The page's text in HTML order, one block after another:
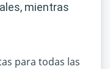
mientras
para todas las